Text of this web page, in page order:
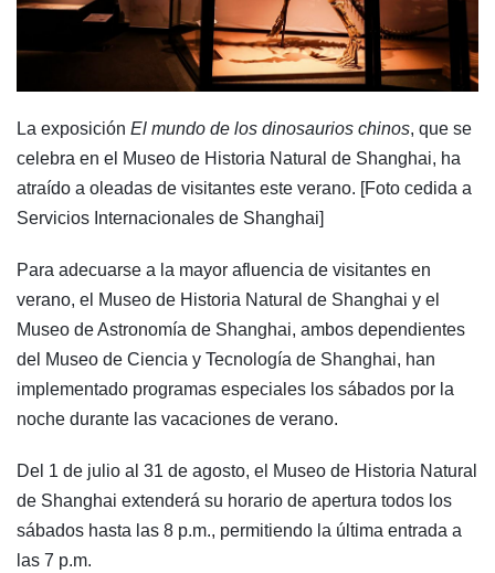
La exposición El mundo de los dinosaurios chinos, que se
celebra en el Museo de Historia Natural de Shanghai, ha
atraído a oleadas de visitantes este verano. [Foto cedida a
Servicios Internacionales de Shanghai]
Para adecuarse a la mayor afluencia de visitantes en
verano, el Museo de Historia Natural de Shanghai y el
Museo de Astronomía de Shanghai, ambos dependientes
del Museo de Ciencia y Tecnología de Shanghai, han
implementado programas especiales los sábados por la
noche durante las vacaciones de verano.
Del 1 de julio al 31 de agosto, el Museo de Historia Natural
de Shanghai extenderá su horario de apertura todos los
sábados hasta las 8 p.m., permitiendo la última entrada a
las 7 p.m.